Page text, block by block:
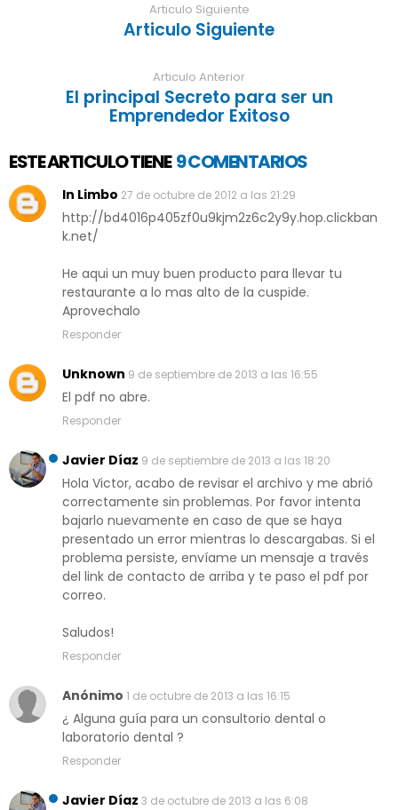
Articulo Siguiente
Articulo Siguiente
Articulo Anterior
El principal Secreto para ser un
Emprendedor Exitoso
ESTE ARTICULO TIENE 9 COMENTARIOS
In Limbo 27 de octubre de 2012 a las 21:29
http://bd4016p405zf0u9kjm2z6c2y9y.hop.clickban
k.net/
He aqui un muy buen producto para llevar tu
restaurante a lo mas alto de la cuspide.
Aprovechalo
Responder
Unknown 9 de septiembre de 2013 a las 16:55
El pdf no abre.
Responder
Javier Díaz 9 de septiembre de 2013 a las 18:20
Hola Victor, acabo de revisar el archivo y me abrió
correctamente sin problemas. Por favor intenta
bajarlo nuevamente en caso de que se haya
presentado un error mientras lo descargabas. Si el
problema persiste, envíame un mensaje a través
del link de contacto de arriba y te paso el pdf por
correo.
Saludos!
Responder
Anónimo 1 de octubre de 2013 a las 16:15
¿ Alguna guía para un consultorio dental o
laboratorio dental ?
Responder
Javier Díaz 3 de octubre de 2013 a las 6:08